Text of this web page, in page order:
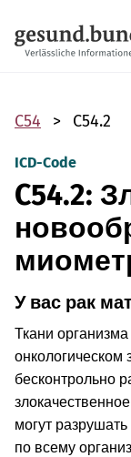
C54 C54.2
ICD-Code
C54.2:
У вас рак
Ткани организма
онкологическом
бесконтрольно
могут
по всему